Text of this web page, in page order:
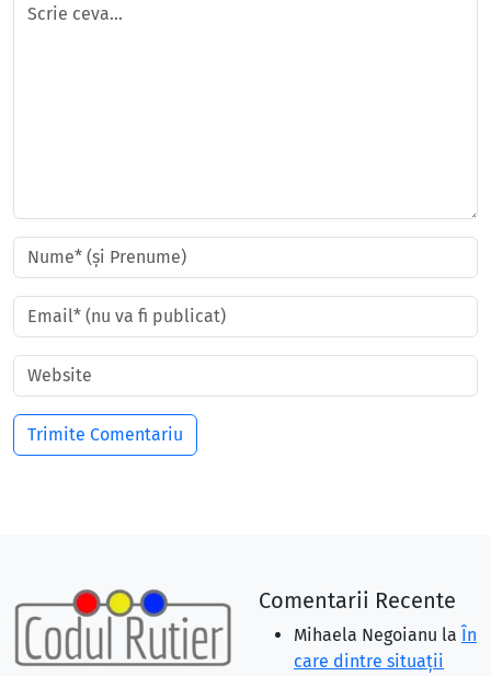
Comentarii Recente
Mihaela Negoianu la În
care dintre situaţii